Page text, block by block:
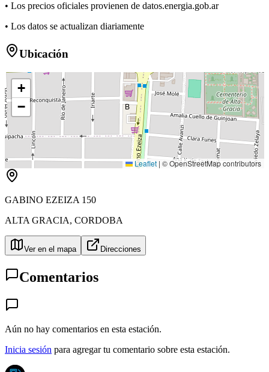
• Los precios oficiales provienen de datos.energia.gob.ar
• Los datos se actualizan diariamente
Ubicación
B
+
−
Leaflet | © OpenStreetMap contributors
GABINO EZEIZA 150
ALTA GRACIA, CORDOBA
Ver en el mapa Direcciones
Comentarios
Aún no hay comentarios en esta estación.
Inicia sesión para agregar tu comentario sobre esta estación.